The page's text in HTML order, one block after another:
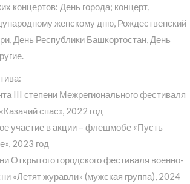
концертов: День города; концерт,
женскому дню, Рождественский
День Республики Башкортостан, День
III степени Межрегионального фестиваля
спас», 2022 год
участие в акции – флешмобе «Пусть
2023 год
Открытого городского фестиваля военно-
«Летят журавли» (мужская группа), 2024